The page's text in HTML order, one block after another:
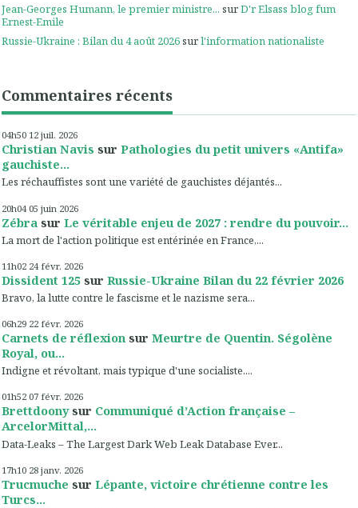
Jean-Georges Humann, le premier ministre... surD'r Elsass blog fum
Ernest-Emile
Russie-Ukraine : Bilan du 4 août 2026surl'information nationaliste
Commentaires récents
04h50 12 juil. 2026
Christian Navis sur Pathologies du petit univers «Antifa»
gauchiste...
Les réchauffistes sont une variété de gauchistes déjantés...
20h04 05 juin 2026
Zébra sur Le véritable enjeu de 2027 : rendre du pouvoir...
La mort de l'action politique est entérinée en France,...
11h02 24 févr. 2026
Dissident 125 sur Russie-Ukraine Bilan du 22 février 2026
Bravo, la lutte contre le fascisme et le nazisme sera...
06h29 22 févr. 2026
Carnets de réflexion sur Meurtre de Quentin. Ségolène
Royal, ou...
Indigne et révoltant, mais typique d'une socialiste....
01h52 07 févr. 2026
Brettdoonysur Communiqué d’Action française –
ArcelorMittal,...
Data-Leaks – The Largest Dark Web Leak Database Ever...
17h10 28 janv. 2026
Trucmuche sur Lépante, victoire chrétienne contre les
Turcs...